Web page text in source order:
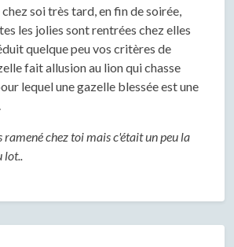
soi très tard, en fin de soirée,
les jolies sont rentrées chez elles
quelque peu vos critères de
fait allusion au lion qui chasse
lequel une gazelle blessée est une
ramené chez toi mais c'était un peu la
lot..